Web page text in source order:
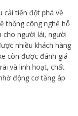
cải tiến đột phá về
thống công nghệ hỗ
cho người lái, người
nhiều khách hàng
còn được đánh giá
và linh hoạt, chất
động cơ tăng áp